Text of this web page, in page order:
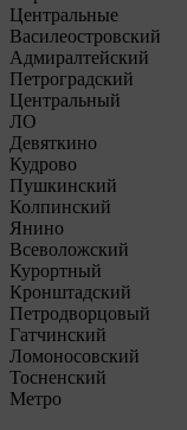
Центральные
Василеостровский
Адмиралтейский
Петроградский
Центральный
ЛО
Девяткино
Кудрово
Пушкинский
Колпинский
Янино
Всеволожский
Курортный
Кронштадский
Петродворцовый
Гатчинский
Ломоносовский
Тосненский
Метро